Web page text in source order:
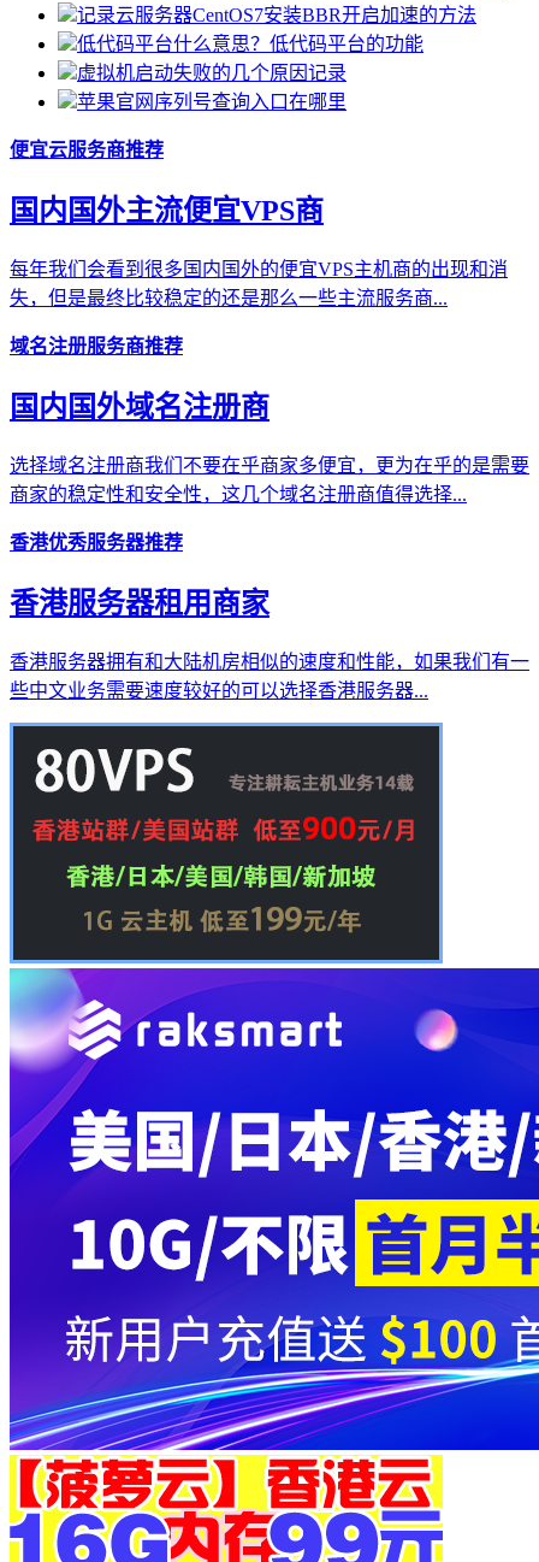
记录云服务器CentOS7安装BBR开启加速的方法
低代码平台什么意思？低代码平台的功能
虚拟机启动失败的几个原因记录
苹果官网序列号查询入口在哪里
便宜云服务商推荐
国内国外主流便宜VPS商
每年我们会看到很多国内国外的便宜VPS主机商的出现和消
失，但是最终比较稳定的还是那么一些主流服务商...
域名注册服务商推荐
国内国外域名注册商
选择域名注册商我们不要在乎商家多便宜，更为在乎的是需要
商家的稳定性和安全性，这几个域名注册商值得选择...
香港优秀服务器推荐
香港服务器租用商家
香港服务器拥有和大陆机房相似的速度和性能，如果我们有一
些中文业务需要速度较好的可以选择香港服务器...